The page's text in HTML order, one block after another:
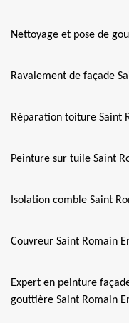
Nettoyage et pose de
Ravalement de façade
Réparation toiture Saint
Peinture sur tuile Saint
Isolation comble Saint
Couvreur Saint Romain
Expert en peinture
gouttière Saint Romain